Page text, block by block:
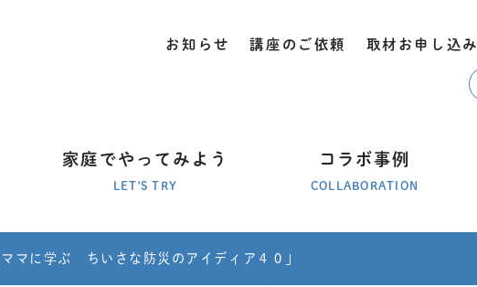
家庭でやってみよう
LET'S TRY
コラボ事例
COLLABORATION
お知らせ 講座のご依頼 取材お申し込み
マに学ぶ ちいさな防災のアイディア４０」